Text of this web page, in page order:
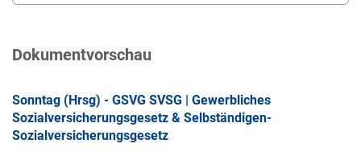
Dokumentvorschau
Sonntag (Hrsg) - GSVG SVSG | Gewerbliches
Sozialversicherungsgesetz & Selbständigen-
Sozialversicherungsgesetz